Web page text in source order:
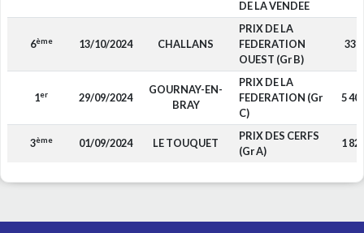
DE LA VENDEE
6ème 13/10/2024 CHALLANS
PRIX DE LA
FEDERATION
OUEST (Gr B)
330
1er 29/09/2024
GOURNAY-EN-
BRAY
PRIX DE LA
FEDERATION (Gr
C)
5
3ème 01/09/2024 LE TOUQUET
PRIX DES CERFS
(Gr A)
1